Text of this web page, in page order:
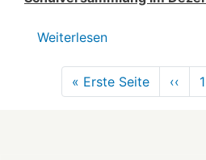
Weiterlesen
im
Dezember
« Erste Seite Erste
Seite
‹‹ 1